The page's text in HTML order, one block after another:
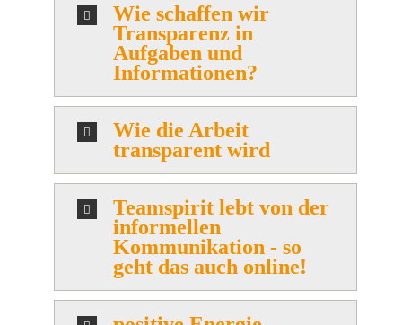
Wie schaffen wir
Transparenz in
Aufgaben und
Informationen?
Wie die Arbeit
transparent wird
Teamspirit lebt von der
informellen
Kommunikation - so
geht das auch online!